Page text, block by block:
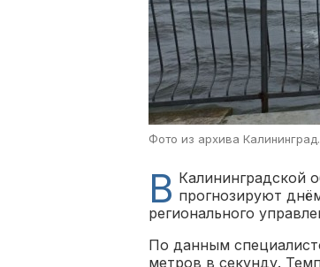
Фото из архива
В Калининградской
прогнозируют
регионального
По данным
метров в секунду.